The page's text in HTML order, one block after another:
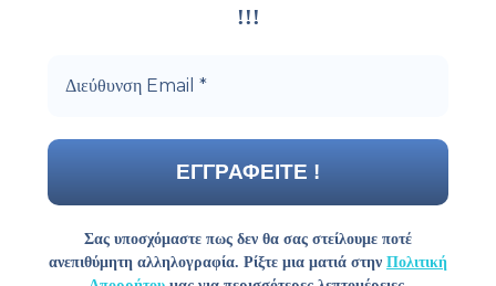
!!!
Σας υποσχόμαστε πως δεν θα σας στείλουμε ποτέ
ανεπιθύμητη αλληλογραφία. Ρίξτε μια ματιά στην Πολιτική